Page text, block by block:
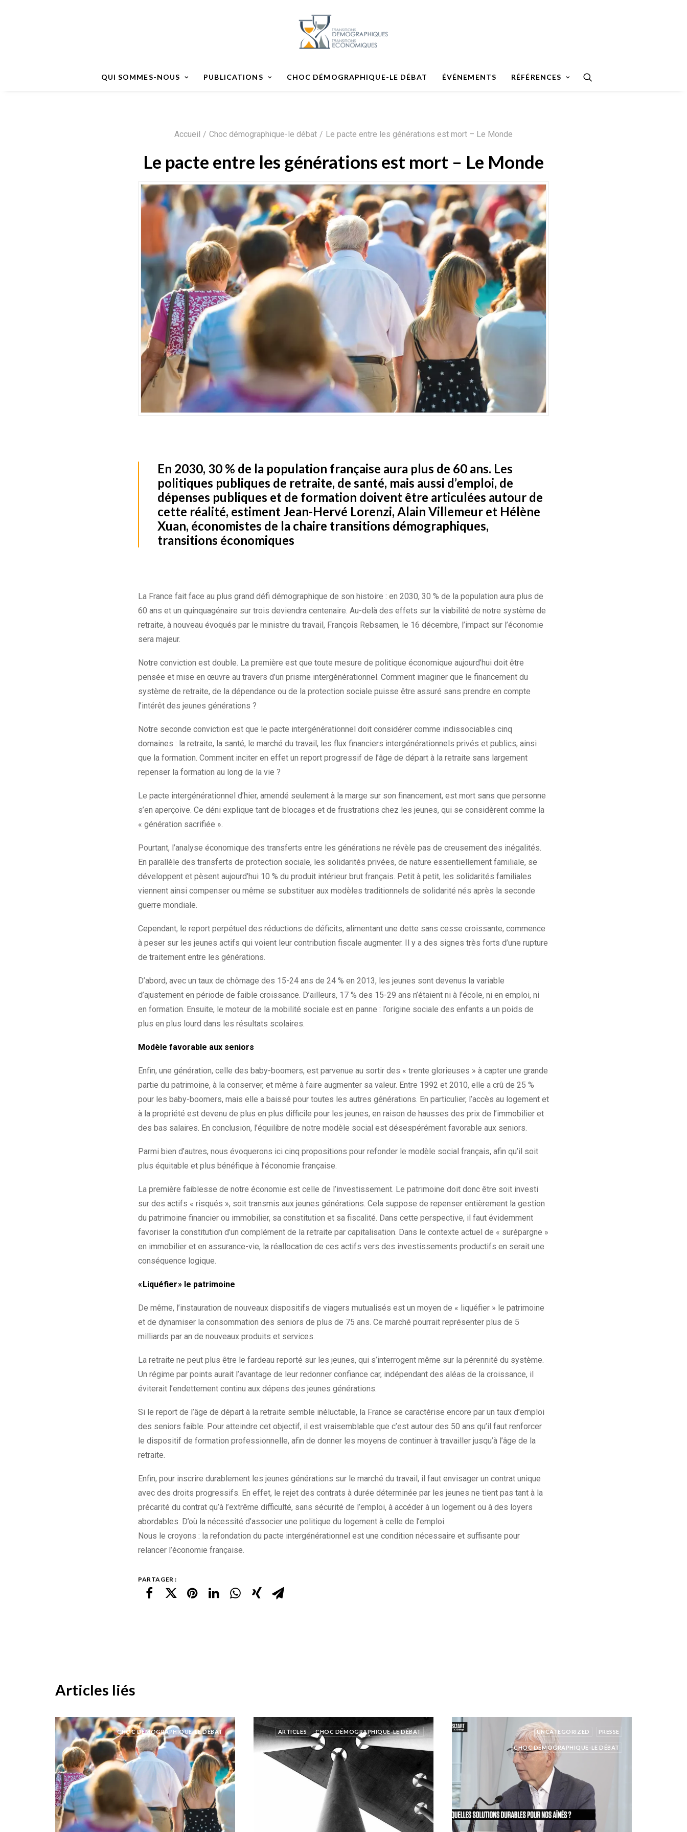
QUI SOMMES-NOUS PUBLICATIONS CHOC DÉMOGRAPHIQUE-LE DÉBAT ÉVÉNEMENTS RÉFÉRENCES
Accueil Choc démographique-le débat Le pacte entre les générations est mort – Le Monde
Le pacte entre les générations est mort – Le Monde
En 2030, 30 % de la population française aura plus de 60 ans. Les
politiques publiques de retraite, de santé, mais aussi d’emploi, de
dépenses publiques et de formation doivent être articulées autour de
cette réalité, estiment Jean-Hervé Lorenzi, Alain Villemeur et Hélène
Xuan, économistes de la chaire transitions démographiques,
transitions économiques
La France fait face au plus grand défi démographique de son histoire : en 2030, 30 % de la population aura plus de
60 ans et un quinquagénaire sur trois deviendra centenaire. Au-delà des effets sur la viabilité de notre système de
retraite, à nouveau évoqués par le ministre du travail, François Rebsamen, le 16 décembre, l’impact sur l’économie
sera majeur.
Notre conviction est double. La première est que toute mesure de politique économique aujourd’hui doit être
pensée et mise en œuvre au travers d’un prisme intergénérationnel. Comment imaginer que le financement du
système de retraite, de la dépendance ou de la protection sociale puisse être assuré sans prendre en compte
l’intérêt des jeunes générations ?
Notre seconde conviction est que le pacte intergénérationnel doit considérer comme indissociables cinq
domaines : la retraite, la santé, le marché du travail, les flux financiers intergénérationnels privés et publics, ainsi
que la formation. Comment inciter en effet un report progressif de l’âge de départ à la retraite sans largement
repenser la formation au long de la vie ?
Le pacte intergénérationnel d’hier, amendé seulement à la marge sur son financement, est mort sans que personne
s’en aperçoive. Ce déni explique tant de blocages et de frustrations chez les jeunes, qui se considèrent comme la
« génération sacrifiée ».
Pourtant, l’analyse économique des transferts entre les générations ne révèle pas de creusement des inégalités.
En parallèle des transferts de protection sociale, les solidarités privées, de nature essentiellement familiale, se
développent et pèsent aujourd’hui 10 % du produit intérieur brut français. Petit à petit, les solidarités familiales
viennent ainsi compenser ou même se substituer aux modèles traditionnels de solidarité nés après la seconde
guerre mondiale.
Cependant, le report perpétuel des réductions de déficits, alimentant une dette sans cesse croissante, commence
à peser sur les jeunes actifs qui voient leur contribution fiscale augmenter. Il y a des signes très forts d’une rupture
de traitement entre les générations.
D’abord, avec un taux de chômage des 15-24 ans de 24 % en 2013, les jeunes sont devenus la variable
d’ajustement en période de faible croissance. D’ailleurs, 17 % des 15-29 ans n’étaient ni à l’école, ni en emploi, ni
en formation. Ensuite, le moteur de la mobilité sociale est en panne : l’origine sociale des enfants a un poids de
plus en plus lourd dans les résultats scolaires.
Modèle favorable aux seniors
Enfin, une génération, celle des baby-boomers, est parvenue au sortir des « trente glorieuses » à capter une grande
partie du patrimoine, à la conserver, et même à faire augmenter sa valeur. Entre 1992 et 2010, elle a crû de 25 %
pour les baby-boomers, mais elle a baissé pour toutes les autres générations. En particulier, l’accès au logement et
à la propriété est devenu de plus en plus difficile pour les jeunes, en raison de hausses des prix de l’immobilier et
des bas salaires. En conclusion, l’équilibre de notre modèle social est désespérément favorable aux seniors.
Parmi bien d’autres, nous évoquerons ici cinq propositions pour refonder le modèle social français, afin qu’il soit
plus équitable et plus bénéfique à l’économie française.
La première faiblesse de notre économie est celle de l’investissement. Le patrimoine doit donc être soit investi
sur des actifs « risqués », soit transmis aux jeunes générations. Cela suppose de repenser entièrement la gestion
du patrimoine financier ou immobilier, sa constitution et sa fiscalité. Dans cette perspective, il faut évidemment
favoriser la constitution d’un complément de la retraite par capitalisation. Dans le contexte actuel de « surépargne »
en immobilier et en assurance-vie, la réallocation de ces actifs vers des investissements productifs en serait une
conséquence logique.
« Liquéfier » le patrimoine
De même, l’instauration de nouveaux dispositifs de viagers mutualisés est un moyen de « liquéfier » le patrimoine
et de dynamiser la consommation des seniors de plus de 75 ans. Ce marché pourrait représenter plus de 5
milliards par an de nouveaux produits et services.
La retraite ne peut plus être le fardeau reporté sur les jeunes, qui s’interrogent même sur la pérennité du système.
Un régime par points aurait l’avantage de leur redonner confiance car, indépendant des aléas de la croissance, il
éviterait l’endettement continu aux dépens des jeunes générations.
Si le report de l’âge de départ à la retraite semble inéluctable, la France se caractérise encore par un taux d’emploi
des seniors faible. Pour atteindre cet objectif, il est vraisemblable que c’est autour des 50 ans qu’il faut renforcer
le dispositif de formation professionnelle, afin de donner les moyens de continuer à travailler jusqu’à l’âge de la
retraite.
Enfin, pour inscrire durablement les jeunes générations sur le marché du travail, il faut envisager un contrat unique
avec des droits progressifs. En effet, le rejet des contrats à durée déterminée par les jeunes ne tient pas tant à la
précarité du contrat qu’à l’extrême difficulté, sans sécurité de l’emploi, à accéder à un logement ou à des loyers
abordables. D’où la nécessité d’associer une politique du logement à celle de l’emploi.
Nous le croyons : la refondation du pacte intergénérationnel est une condition nécessaire et suffisante pour
relancer l’économie française.
PARTAGER :
Articles liés
CHOC DÉMOGRAPHIQUE-LE DÉBAT ARTICLES CHOC DÉMOGRAPHIQUE-LE DÉBAT UNCATEGORIZED PRESSE
CHOC DÉMOGRAPHIQUE-LE DÉBAT